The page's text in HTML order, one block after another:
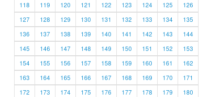
118
119 120 121 122 123 124 125
126
127
128 129 130 131 132 133 134
135
136
137 138 139 140 141 142 143
144
145
146 147 148 149 150 151 152
153
154
155 156 157 158 159 160 161
162
163
164 165 166 167 168 169 170
171
172
173 174 175 176 177 178 179
180